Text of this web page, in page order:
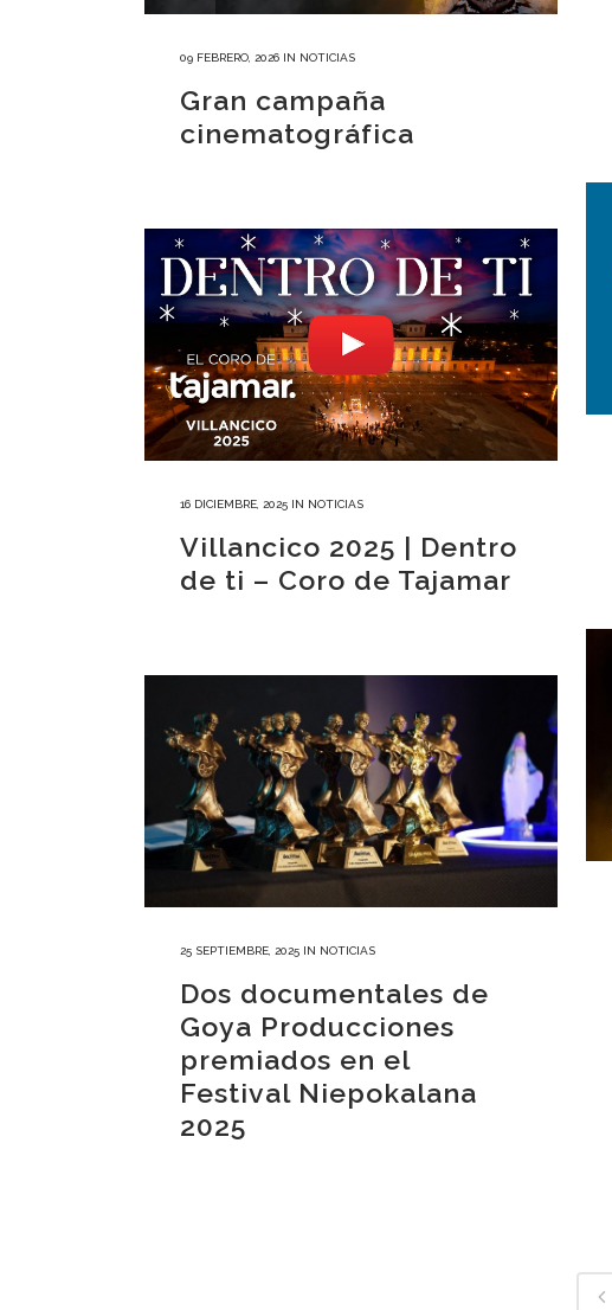
09 FEBRERO, 2026 IN NOTICIAS
Gran campaña
cinematográfica
16 DICIEMBRE, 2025 IN NOTICIAS
Villancico 2025 | Dentro
de ti – Coro de Tajamar
25 SEPTIEMBRE, 2025 IN NOTICIAS
Dos documentales de
Goya Producciones
premiados en el
Festival Niepokalana
2025